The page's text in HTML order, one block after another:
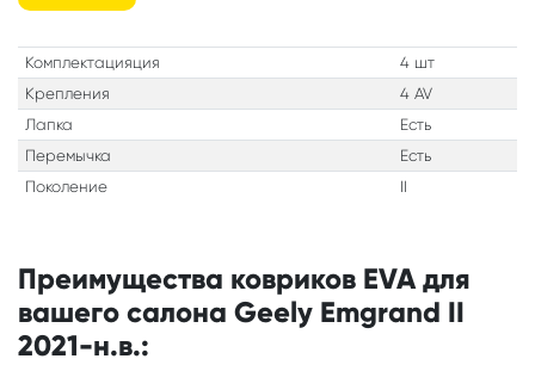
Комплектацияция
4 шт
Крепления
4 AV
Лапка
Есть
Перемычка
Есть
Поколение
II
Преимущества ковриков EVA для
вашего салона Geely Emgrand II
2021-н.в.: